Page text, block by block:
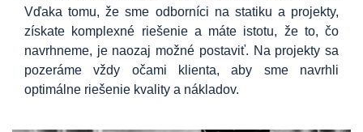
Vďaka tomu, že sme odborníci na statiku a projekty,
získate komplexné riešenie a máte istotu, že to, čo
navrhneme, je naozaj možné postaviť. Na projekty sa
pozeráme vždy očami klienta, aby sme navrhli
optimálne riešenie kvality a nákladov.